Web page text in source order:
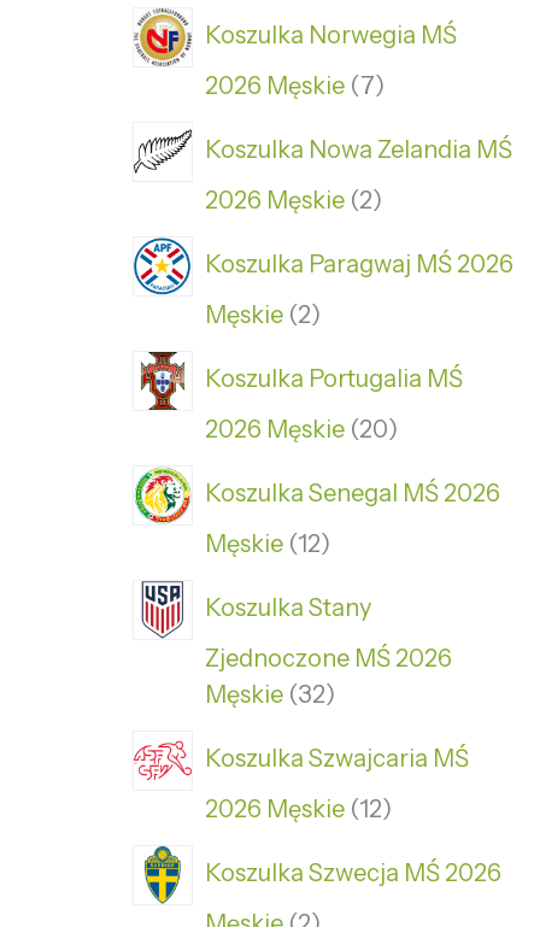
Koszulka Norwegia MŚ
2026 Męskie 7
Koszulka Nowa Zelandia MŚ
2026 Męskie 2
Koszulka Paragwaj MŚ 2026
Męskie 2
Koszulka Portugalia MŚ
2026 Męskie 20
Koszulka Senegal MŚ 2026
Męskie 12
Koszulka Stany
Zjednoczone MŚ 2026
Męskie 32
Koszulka Szwajcaria MŚ
2026 Męskie 12
Koszulka Szwecja MŚ 2026